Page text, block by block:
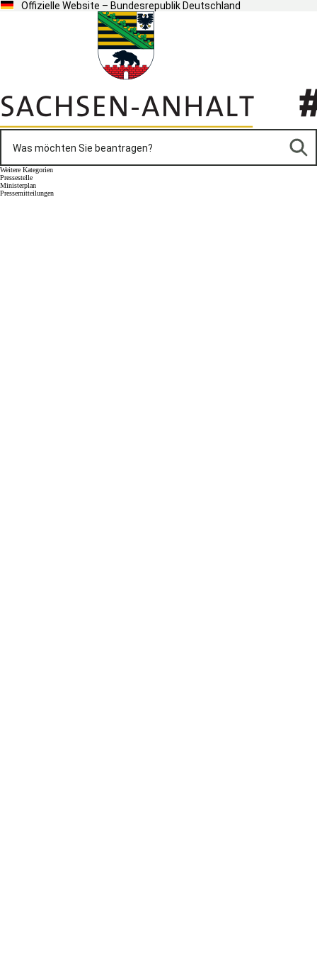
Offizielle Website – Bundesrepublik Deutschland
Weitere Kategorien
Pressestelle
Ministerplan
Pressemitteilungen